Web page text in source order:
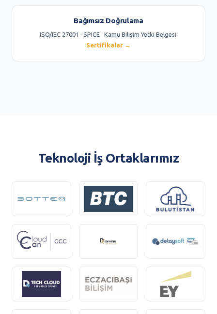
Bağımsız Doğrulama
ISO/IEC 27001 · SPICE · Kamu Bilişim Yetki Belgesi.
Sertifikalar →
Teknoloji İş Ortaklarımız